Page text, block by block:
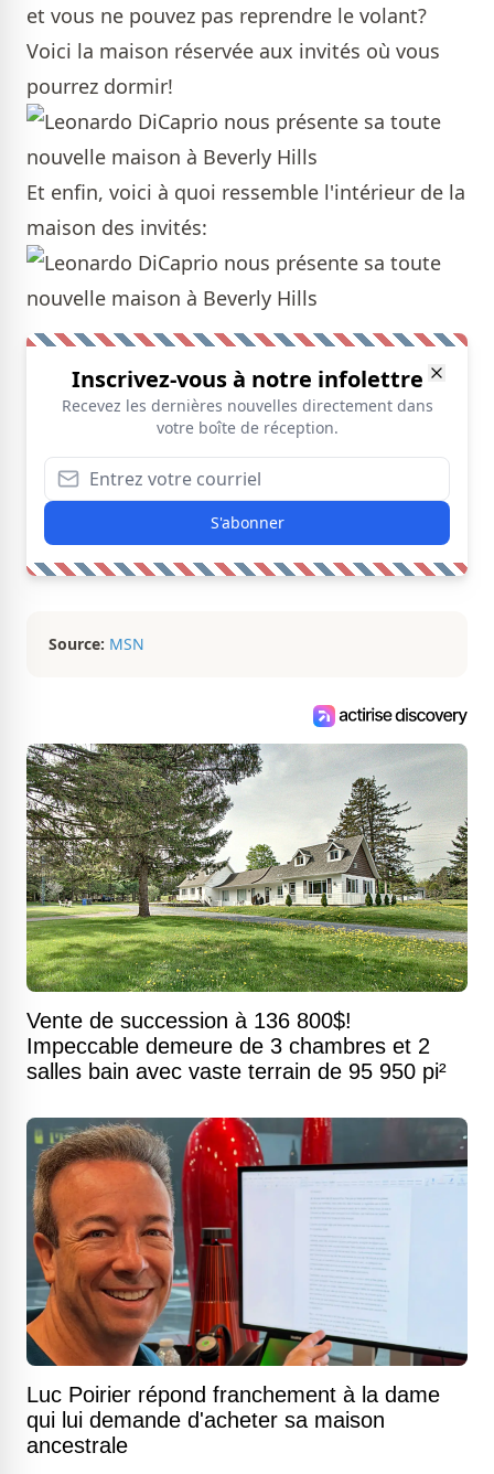
et vous ne pouvez pas reprendre le volant?
Voici la maison réservée aux invités où vous
pourrez dormir!
Et enfin, voici à quoi ressemble l'intérieur de la
maison des invités:
Inscrivez-vous à notre infolettre
Recevez les dernières nouvelles directement dans
votre boîte de réception.
S'abonner
Source: MSN
Vente de succession à 136 800$!
Impeccable demeure de 3 chambres et 2
salles bain avec vaste terrain de 95 950 pi²
Luc Poirier répond franchement à la dame
qui lui demande d'acheter sa maison
ancestrale